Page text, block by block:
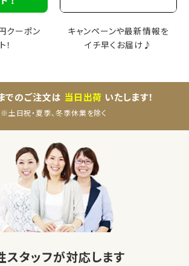
クーポン
！
キャンペーンや最新情報を
イチ早くお届け♪
でのご注文は 当日出荷 いたします！
※土日祝・夏季、冬季休業を除く
スタッフが対応します